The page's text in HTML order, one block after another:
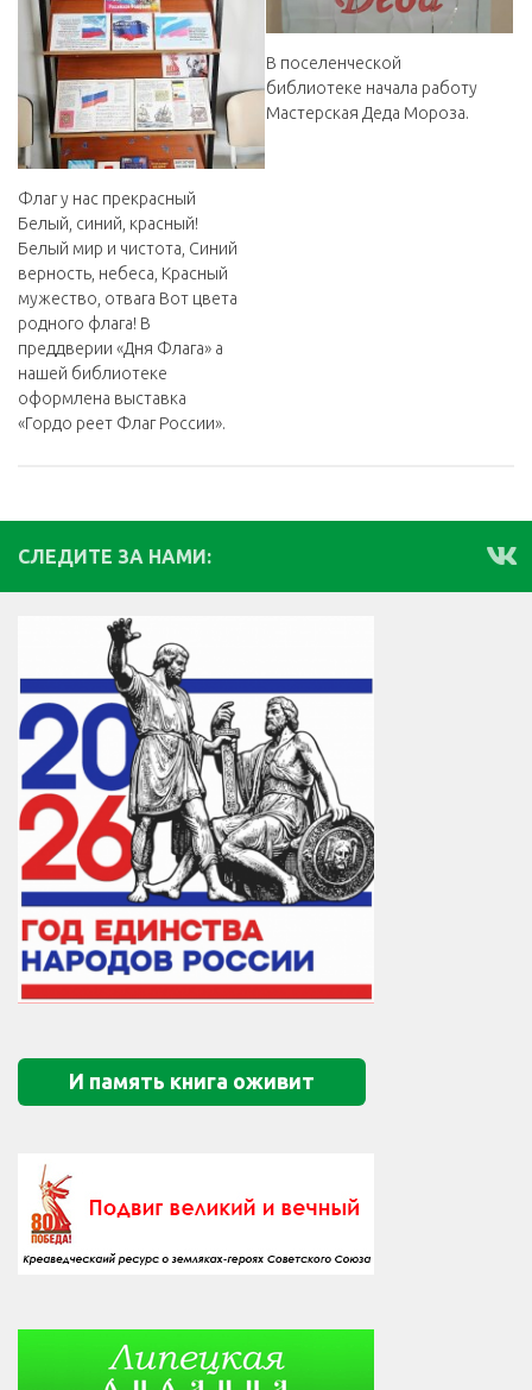
Флаг у нас прекрасный
Белый, синий, красный!
Белый мир и чистота, Синий
верность, небеса, Красный
мужество, отвага Вот цвета
родного флага! В
преддверии «Дня Флага» а
нашей библиотеке
оформлена выставка
«Гордо реет Флаг России».
В поселенческой
библиотеке начала работу
Мастерская Деда Мороза.
СЛЕДИТЕ ЗА НАМИ:
И память книга оживит